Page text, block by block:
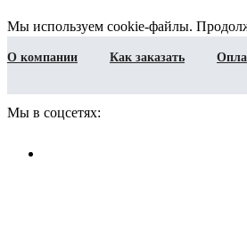
Мы используем cookie-файлы.
О компании Как заказать
Мы в соцсетях: